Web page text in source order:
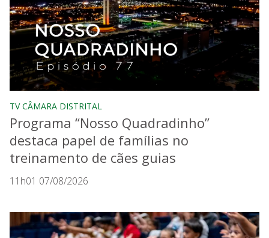
TV CÂMARA DISTRITAL
Programa “Nosso Quadradinho”
destaca papel de famílias no
treinamento de cães guias
11h01 07/08/2026